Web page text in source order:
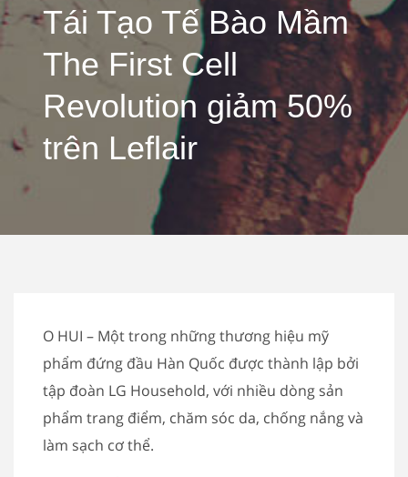
Tái Tạo Tế Bào Mầm
The First Cell
Revolution giảm 50%
trên Leflair
O HUI – Một trong những thương hiệu mỹ
phẩm đứng đầu Hàn Quốc được thành lập bởi
tập đoàn LG Household, với nhiều dòng sản
phẩm trang điểm, chăm sóc da, chống nắng và
làm sạch cơ thể.